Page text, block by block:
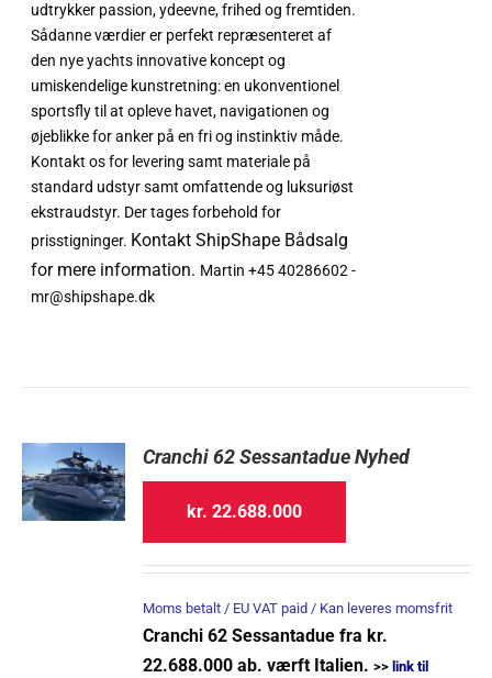
udtrykker passion, ydeevne, frihed og fremtiden.
Sådanne værdier er perfekt repræsenteret af
den nye yachts innovative koncept og
umiskendelige kunstretning: en ukonventionel
sportsfly til at opleve havet, navigationen og
øjeblikke for anker på en fri og instinktiv måde.
Kontakt os for levering samt materiale på
standard udstyr samt omfattende og luksuriøst
ekstraudstyr. Der tages forbehold for
prisstigninger. Kontakt ShipShape Bådsalg
for mere information. Martin +45 40286602 -
mr@shipshape.dk
Cranchi 62 Sessantadue Nyhed
kr. 22.688.000
Moms betalt / EU VAT paid / Kan leveres momsfrit
Cranchi 62 Sessantadue fra kr.
22.688.000 ab. værft Italien.>> link til